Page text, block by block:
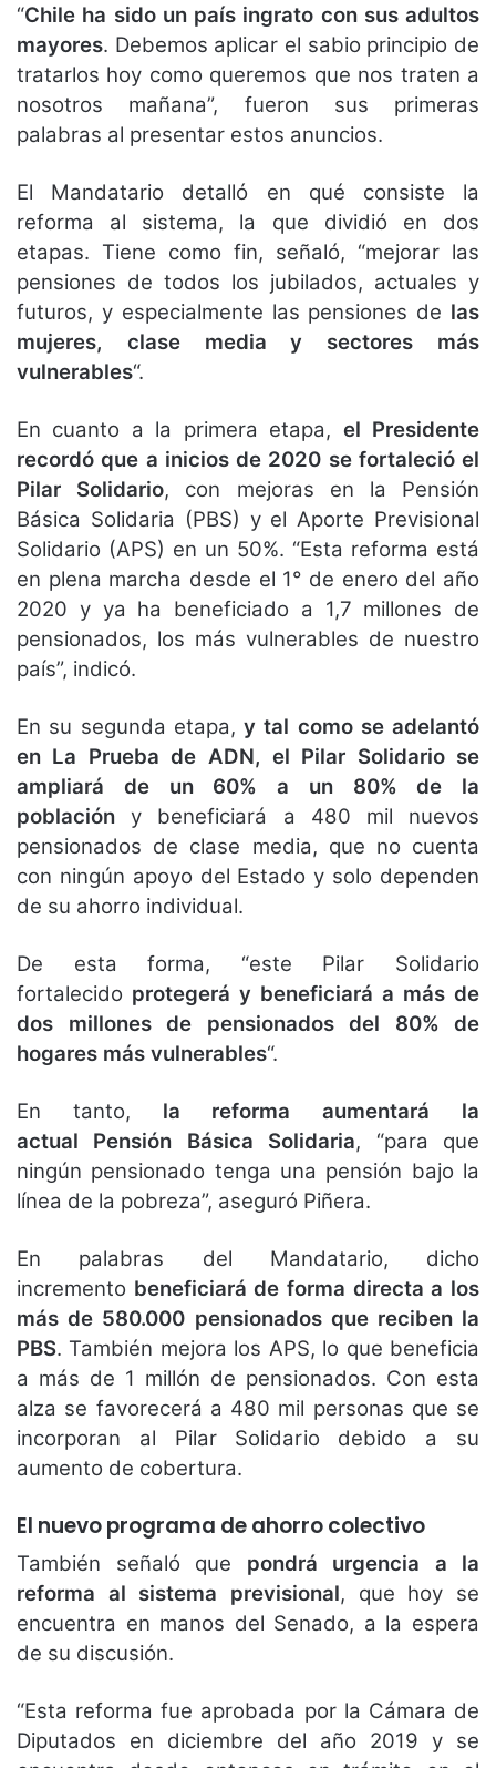
“Chile ha sido un país ingrato con sus adultos
mayores. Debemos aplicar el sabio principio de
tratarlos hoy como queremos que nos traten a
nosotros mañana”, fueron sus primeras
palabras al presentar estos anuncios.
El Mandatario detalló en qué consiste la
reforma al sistema, la que dividió en dos
etapas. Tiene como fin, señaló, “mejorar las
pensiones de todos los jubilados, actuales y
futuros, y especialmente las pensiones de las
mujeres, clase media y sectores más
vulnerables“.
En cuanto a la primera etapa, el Presidente
recordó que a inicios de 2020 se fortaleció el
Pilar Solidario, con mejoras en la Pensión
Básica Solidaria (PBS) y el Aporte Previsional
Solidario (APS) en un 50%. “Esta reforma está
en plena marcha desde el 1° de enero del año
2020 y ya ha beneficiado a 1,7 millones de
pensionados, los más vulnerables de nuestro
país”, indicó.
En su segunda etapa, y tal como se adelantó
en La Prueba de ADN, el Pilar Solidario se
ampliará de un 60% a un 80% de la
poblacióny beneficiará a 480 mil nuevos
pensionados de clase media, que no cuenta
con ningún apoyo del Estado y solo dependen
de su ahorro individual.
De esta forma, “este Pilar Solidario
fortalecido protegerá y beneficiará a más de
dos millones de pensionados del 80% de
hogares más vulnerables“.
En tanto, la reforma aumentará la
actual Pensión Básica Solidaria, “para que
ningún pensionado tenga una pensión bajo la
línea de la pobreza”, aseguró Piñera.
En palabras del Mandatario, dicho
incremento beneficiará de forma directa a los
más de 580.000 pensionados que reciben la
PBS. También mejora los APS, lo que beneficia
a más de 1 millón de pensionados. Con esta
alza se favorecerá a 480 mil personas que se
incorporan al Pilar Solidario debido a su
aumento de cobertura.
El nuevo programa de ahorro colectivo
También señaló que pondrá urgencia a la
reforma al sistema previsional, que hoy se
encuentra en manos del Senado, a la espera
de su discusión.
“Esta reforma fue aprobada por la Cámara de
Diputados en diciembre del año 2019 y se